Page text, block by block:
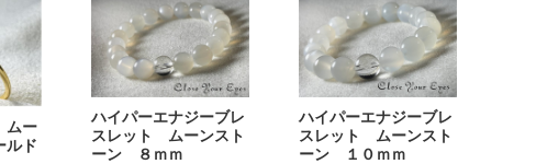
ムー
ルド
ハイパーエナジーブレ
スレット ムーンスト
ーン ８ｍｍ
ハイパーエナジーブレ
スレット ムーンスト
ーン １０ｍｍ